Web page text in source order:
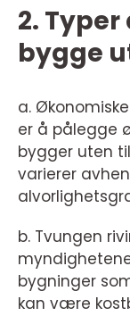
2.
bygge
a.
er å pålegge
bygger uten
varierer
b. Tvungen
bygninger
kan være